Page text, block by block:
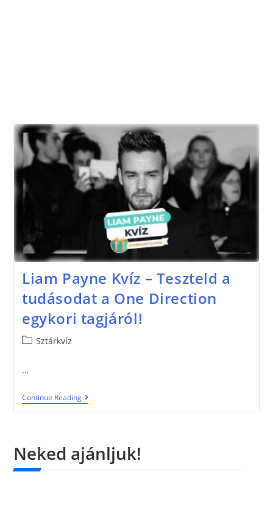
Liam Payne Kvíz – Teszteld a
tudásodat a One Direction
egykori tagjáról!
Sztárkvíz
…
Continue Reading
Neked ajánljuk!